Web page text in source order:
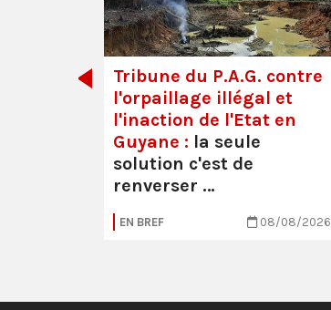
Tribune du P.A.G. contre
l'orpaillage illégal et
l'inaction de l'Etat en
Guyane : la seule
solution c'est de
renverser …
EN BREF 08/08/2026